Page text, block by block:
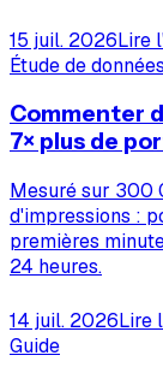
15 juil. 2026Lire
Étude de données
Commenter
7× plus de
Mesuré sur 300
d'impressions :
premières
24 heures.
14 juil. 2026Lire
Guide